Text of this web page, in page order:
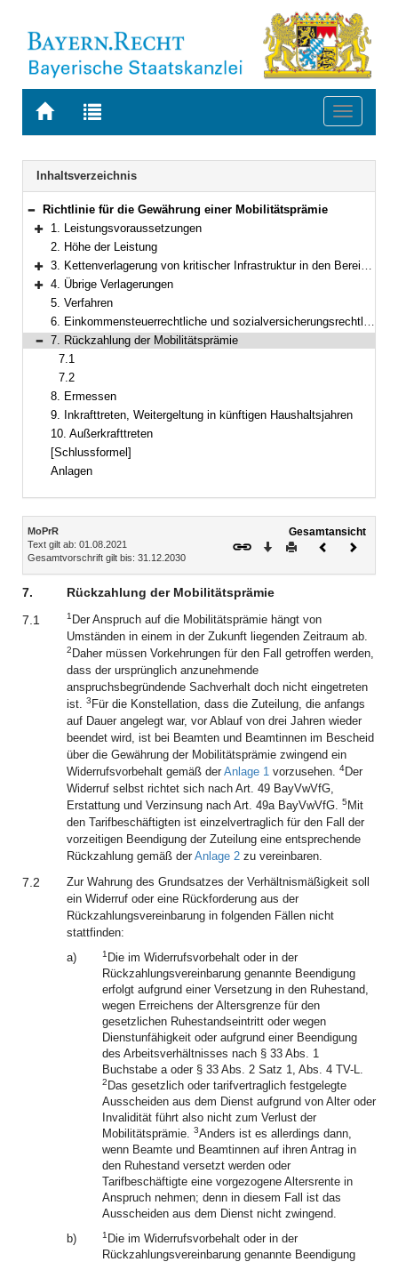
Zur
BAYERN.RECHT
Zur
letzten
Suche
Toggle
Navigation
Inhaltsverzeichnis
Bereich reduzieren
Richtlinie für die Gewährung einer Mobilitätsprämie
Bereich erweitern
1. Leistungsvoraussetzungen
2. Höhe der Leistung
Bereich erweitern
3. Kettenverlagerung von kritischer Infrastruktur in den Bereichen IT und TK
Bereich erweitern
4. Übrige Verlagerungen
5. Verfahren
6. Einkommensteuerrechtliche und sozialversicherungsrechtliche Behandlung
Bereich reduzieren
7. Rückzahlung der Mobilitätsprämie
7.1
7.2
8. Ermessen
9. Inkrafttreten, Weitergeltung in künftigen Haushaltsjahren
10. Außerkrafttreten
[Schlussformel]
Anlagen
Inhalt
MoPrR
Text gilt ab: 01.08.2021
Gesamtvorschrift gilt bis: 31.12.2030
Gesamtansicht
Download
DruckenVorheriges
7.
Rückzahlung der Mobilitätsprämie
7.1
1 Der Anspruch auf die Mobilitätsprämie hängt von
Umständen in einem in der Zukunft liegenden Zeitraum ab.
2 Daher müssen Vorkehrungen für den Fall getroffen werden,
dass der ursprünglich anzunehmende
anspruchsbegründende Sachverhalt doch nicht eingetreten
ist. 3 Für die Konstellation, dass die Zuteilung, die anfangs
auf Dauer angelegt war, vor Ablauf von drei Jahren wieder
beendet wird, ist bei Beamten und Beamtinnen im Bescheid
über die Gewährung der Mobilitätsprämie zwingend ein
Widerrufsvorbehalt gemäß der Anlage 1 vorzusehen. 4Der
Widerruf selbst richtet sich nach Art. 49 BayVwVfG,
Erstattung und Verzinsung nach Art. 49a BayVwVfG. 5 Mit
den Tarifbeschäftigten ist einzelvertraglich für den Fall der
vorzeitigen Beendigung der Zuteilung eine entsprechende
Rückzahlung gemäß der Anlage 2 zu vereinbaren.
7.2
Zur Wahrung des Grundsatzes der Verhältnismäßigkeit soll
ein Widerruf oder eine Rückforderung aus der
Rückzahlungsvereinbarung in folgenden Fällen nicht
stattfinden:
a)
1 Die im Widerrufsvorbehalt oder in der
Rückzahlungsvereinbarung genannte Beendigung
erfolgt aufgrund einer Versetzung in den Ruhestand,
wegen Erreichens der Altersgrenze für den
gesetzlichen Ruhestandseintritt oder wegen
Dienstunfähigkeit oder aufgrund einer Beendigung
des Arbeitsverhältnisses nach § 33 Abs. 1
Buchstabe a oder § 33 Abs. 2 Satz 1, Abs. 4 TV-L.
2 Das gesetzlich oder tarifvertraglich festgelegte
Ausscheiden aus dem Dienst aufgrund von Alter oder
Invalidität führt also nicht zum Verlust der
Mobilitätsprämie. 3Anders ist es allerdings dann,
wenn Beamte und Beamtinnen auf ihren Antrag in
den Ruhestand versetzt werden oder
Tarifbeschäftigte eine vorgezogene Altersrente in
Anspruch nehmen; denn in diesem Fall ist das
Ausscheiden aus dem Dienst nicht zwingend.
b)
1 Die im Widerrufsvorbehalt oder in der
Rückzahlungsvereinbarung genannte Beendigung